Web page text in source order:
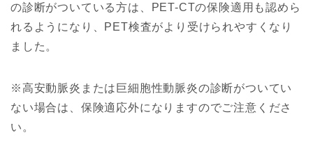
の診断がついている方は、PET-CTの保険適用も認めら
れるようになり、PET検査がより受けられやすくなり
ました。
※高安動脈炎または巨細胞性動脈炎の診断がついてい
ない場合は、保険適応外になりますのでご注意くださ
い。